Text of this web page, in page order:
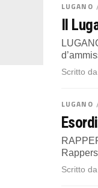
LUGANO
Il
Scritto da
LUGANO
Scritto da